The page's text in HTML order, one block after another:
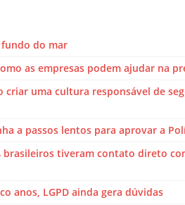
do mar
as empresas podem ajudar na
criar uma cultura responsável de
a passos lentos para aprovar a
brasileiros tiveram contato direto
anos, LGPD ainda gera dúvidas